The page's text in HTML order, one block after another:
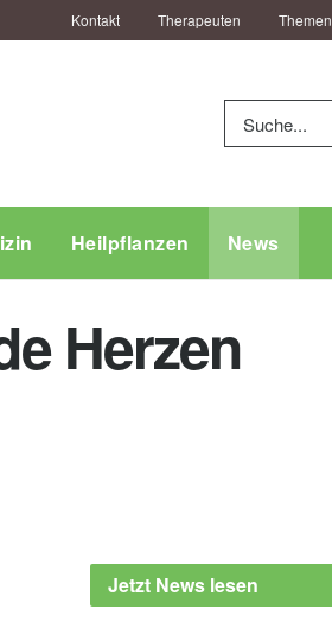
Kontakt Therapeuten Themen
Heilpflanzen News
Herzen
Jetzt News lesen